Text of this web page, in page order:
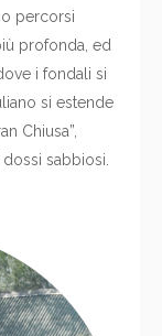
percorsi
profonda, ed
i fondali si
si estende
Chiusa”,
sabbiosi.